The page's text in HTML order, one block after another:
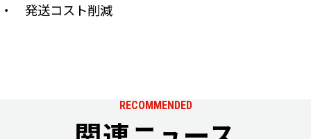
・ 発送コスト削減
RECOMMENDED